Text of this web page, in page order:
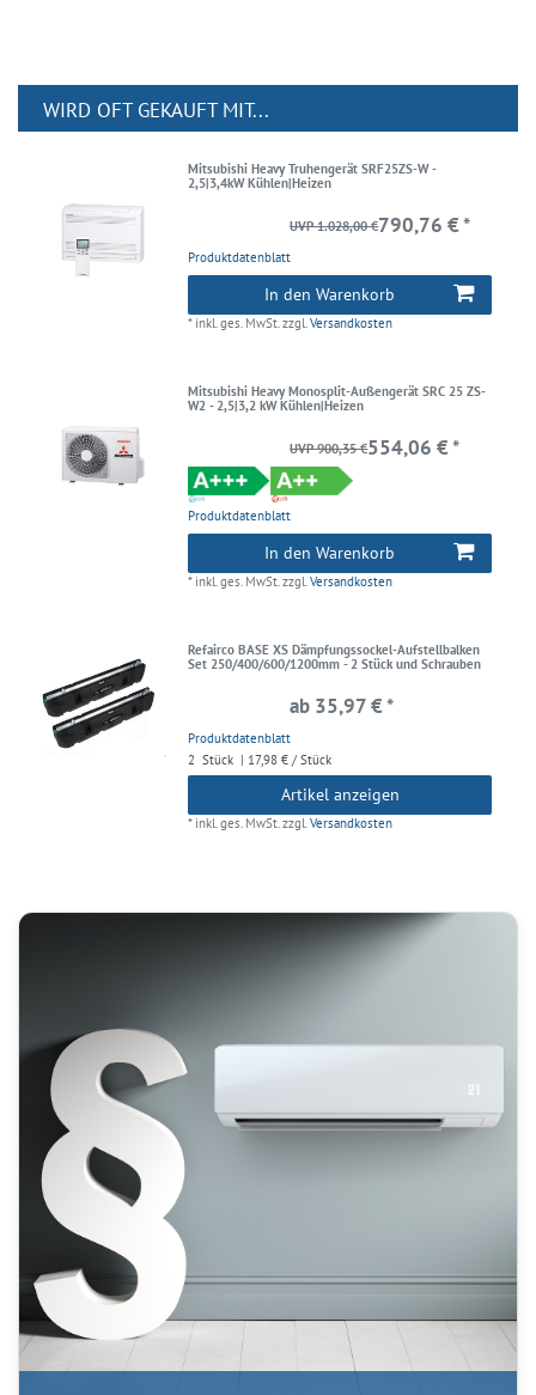
WIRD OFT GEKAUFT MIT...
Mitsubishi Heavy Truhengerät SRF25ZS-W -
2,5|3,4kW Kühlen|Heizen
Produktdatenblatt
UVP 1.028,00 €790,76 € *
In den Warenkorb
* inkl. ges. MwSt.zzgl.Versandkosten
Mitsubishi Heavy Monosplit-Außengerät SRC 25 ZS-
W2 - 2,5|3,2 kW Kühlen|Heizen
Produktdatenblatt
UVP 900,35 €554,06 € *
In den Warenkorb
* inkl. ges. MwSt.zzgl.Versandkosten
Refairco BASE XS Dämpfungssockel-Aufstellbalken
Set 250/400/600/1200mm - 2 Stück und Schrauben
Produktdatenblatt
ab 35,97 € *
2 Stück | 17,98 € / Stück
Artikel anzeigen
* inkl. ges. MwSt.zzgl.Versandkosten